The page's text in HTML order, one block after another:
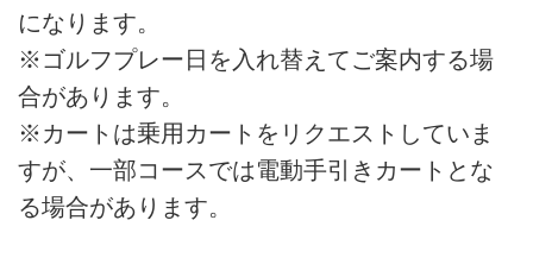
になります。
※ゴルフプレー日を入れ替えてご案内する場
合があります。
※カートは乗用カートをリクエストしていま
すが、一部コースでは電動手引きカートとな
る場合があります。